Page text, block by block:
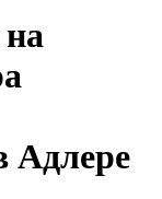
Адлере